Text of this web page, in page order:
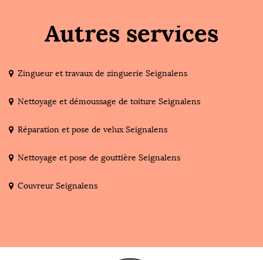
Autres services
Zingueur et travaux de zinguerie Seignalens
Nettoyage et démoussage de toiture Seignalens
Réparation et pose de velux Seignalens
Nettoyage et pose de gouttière Seignalens
Couvreur Seignalens